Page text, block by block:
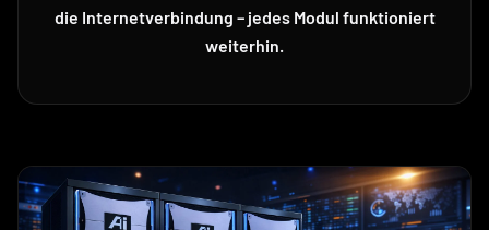
die Internetverbindung – jedes Modul funktioniert
weiterhin.